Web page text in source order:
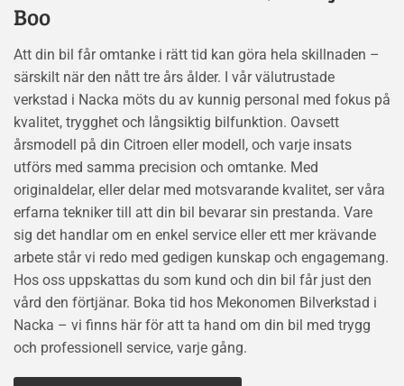
Boo
Att din bil får omtanke i rätt tid kan göra hela skillnaden –
särskilt när den nått tre års ålder. I vår välutrustade
verkstad i Nacka möts du av kunnig personal med fokus på
kvalitet, trygghet och långsiktig bilfunktion. Oavsett
årsmodell på din Citroen eller modell, och varje insats
utförs med samma precision och omtanke. Med
originaldelar, eller delar med motsvarande kvalitet, ser våra
erfarna tekniker till att din bil bevarar sin prestanda. Vare
sig det handlar om en enkel service eller ett mer krävande
arbete står vi redo med gedigen kunskap och engagemang.
Hos oss uppskattas du som kund och din bil får just den
vård den förtjänar. Boka tid hos Mekonomen Bilverkstad i
Nacka – vi finns här för att ta hand om din bil med trygg
och professionell service, varje gång.